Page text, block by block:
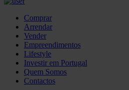
Comprar
Arrendar
Vender
Empreendimentos
Lifestyle
Investir em Portugal
Quem Somos
Contactos